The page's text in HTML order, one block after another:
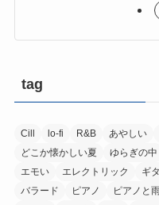
tag
Cill lo-fi R&B あやしい
どこか懐かしい夏
ゆらぎの中
エモい
エレクトリック ギ
バラード
ピアノ ピアノと